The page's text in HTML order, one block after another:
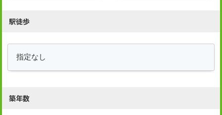
駅徒歩
築年数